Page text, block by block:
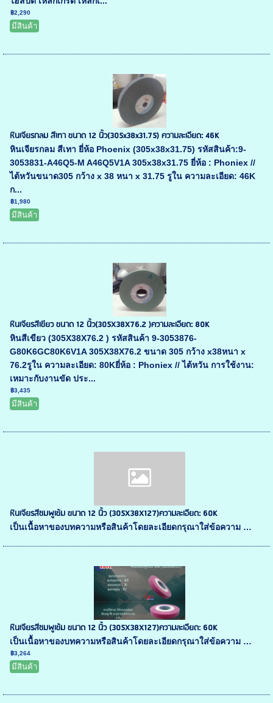
฿2,290
มีสินค้า
หินเจียรกลม สีเทา ขนาด 12 นิ้ว(305x38x31.75) ความละเอียด: 46K
หินเจียรกลม สีเทา ยี่ห้อ Phoenix (305x38x31.75) รหัสสินค้า:9-
3053831-A46Q5-M A46Q5V1A 305x38x31.75 ยี่ห้อ : Phoniex //
ไต้หวันขนาด305 กว้าง x 38 หนา x 31.75 รูใน ความละเอียด: 46K
ก...
฿1,980
มีสินค้า
หินเจียรสีเขียว ขนาด 12 นิ้ว(305X38X76.2 )ความละเอียด: 80K
หินสีเขียว (305X38X76.2 ) รหัสสินค้า 9-3053876-
G80K6GC80K6V1A 305X38X76.2 ขนาด 305 กว้าง x38หนา x
76.2รูใน ความละเอียด: 80Kยี่ห้อ : Phoniex // ไต้หวัน การใช้งาน:
เหมาะกับงานขัด ประ...
฿3,435
มีสินค้า
หินเจียรสีชมพูเข้ม ขนาด 12 นิ้ว (305X38X127)ความละเอียด: 60K
เป็นเนื้อหาของบทความหรือสินค้าโดยละเอียดกรุณาใส่ข้อความ …
หินเจียรสีชมพูเข้ม ขนาด 12 นิ้ว (305X38X127)ความละเอียด: 60K
เป็นเนื้อหาของบทความหรือสินค้าโดยละเอียดกรุณาใส่ข้อความ …
฿3,264
มีสินค้า